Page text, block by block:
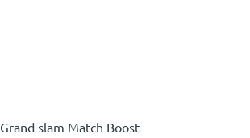
Grand slam Match Boost